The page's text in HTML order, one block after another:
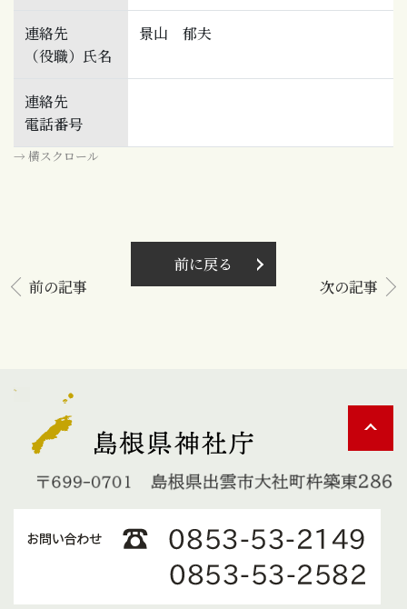
連絡先
（役職）氏名
景山 郁夫
連絡先
電話番号
→ 横スクロール
前に戻る
前の記事
次の記事